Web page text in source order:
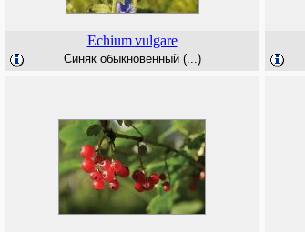
Echium vulgare
Синяк обыкновенный (...)